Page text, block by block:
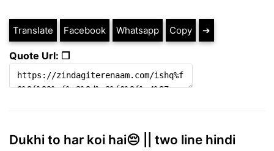
Translate Facebook Whatsapp Copy ➔
Quote Url: ❐
Dukhi to har koi hai😔 || two line hindi